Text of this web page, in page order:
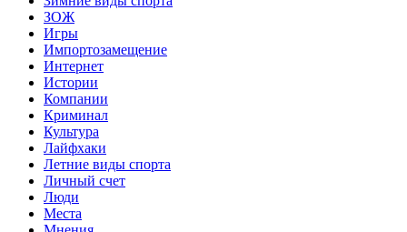
ЗОЖ
Игры
Импортозамещение
Интернет
Истории
Компании
Криминал
Культура
Лайфхаки
Летние виды спорта
Личный счет
Люди
Места